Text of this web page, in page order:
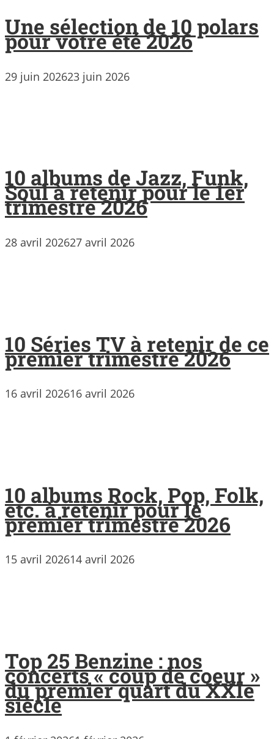
Une sélection de 10 polars
pour votre été 2026
29 juin 202623 juin 2026
10 albums de Jazz, Funk,
Soul à retenir pour le 1er
trimestre 2026
28 avril 202627 avril 2026
10 Séries TV à retenir de ce
premier trimestre 2026
16 avril 202616 avril 2026
10 albums Rock, Pop, Folk,
etc. à retenir pour le
premier trimestre 2026
15 avril 202614 avril 2026
Top 25 Benzine : nos
concerts « coup de coeur »
du premier quart du XXIe
siècle